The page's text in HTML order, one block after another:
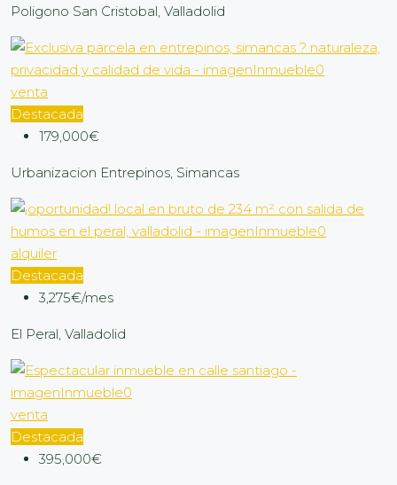
Poligono San Cristobal, Valladolid
venta
Destacada
179,000€
Urbanizacion Entrepinos, Simancas
alquiler
Destacada
3,275€/mes
El Peral, Valladolid
venta
Destacada
395,000€